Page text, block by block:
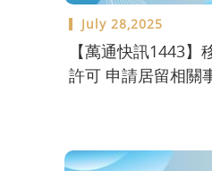
July 28,2025
【萬通快訊1443
許可 申請居留相關